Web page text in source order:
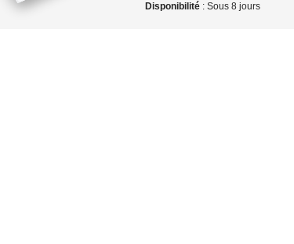
Disponibilité : Sous 8 jours